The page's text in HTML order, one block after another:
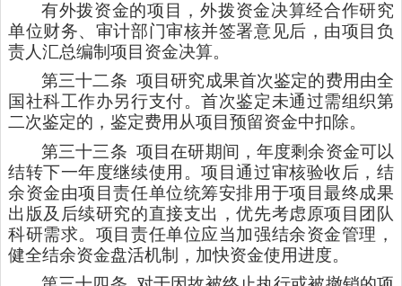
有外拨资金的项目，外拨资金决算经合作研究
单位财务、审计部门审核并签署意见后，由项目负
责人汇总编制项目资金决算。
第三十二条 项目研究成果首次鉴定的费用由全
国社科工作办另行支付。首次鉴定未通过需组织第
二次鉴定的，鉴定费用从项目预留资金中扣除。
第三十三条 项目在研期间，年度剩余资金可以
结转下一年度继续使用。项目通过审核验收后，结
余资金由项目责任单位统筹安排用于项目最终成果
出版及后续研究的直接支出，优先考虑原项目团队
科研需求。项目责任单位应当加强结余资金管理，
健全结余资金盘活机制，加快资金使用进度。